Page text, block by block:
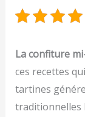
La confiture
ces recettes
tartines
traditionnelles